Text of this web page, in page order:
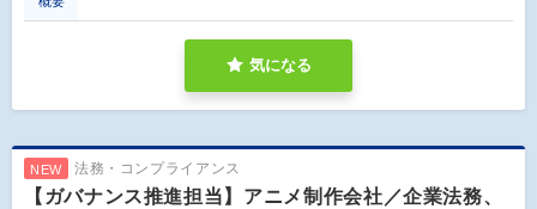
気になる
NEW 法務・コンプライアンス
【ガバナンス推進担当】アニメ制作会社／企業法務、